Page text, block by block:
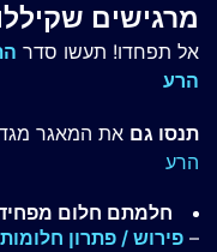
מרגישים
אל תפחדו! תעשו סדר
הרע
תנסו גם את המאגר
הרע
חלמתם חלום
– פירוש / פתרון חלומות